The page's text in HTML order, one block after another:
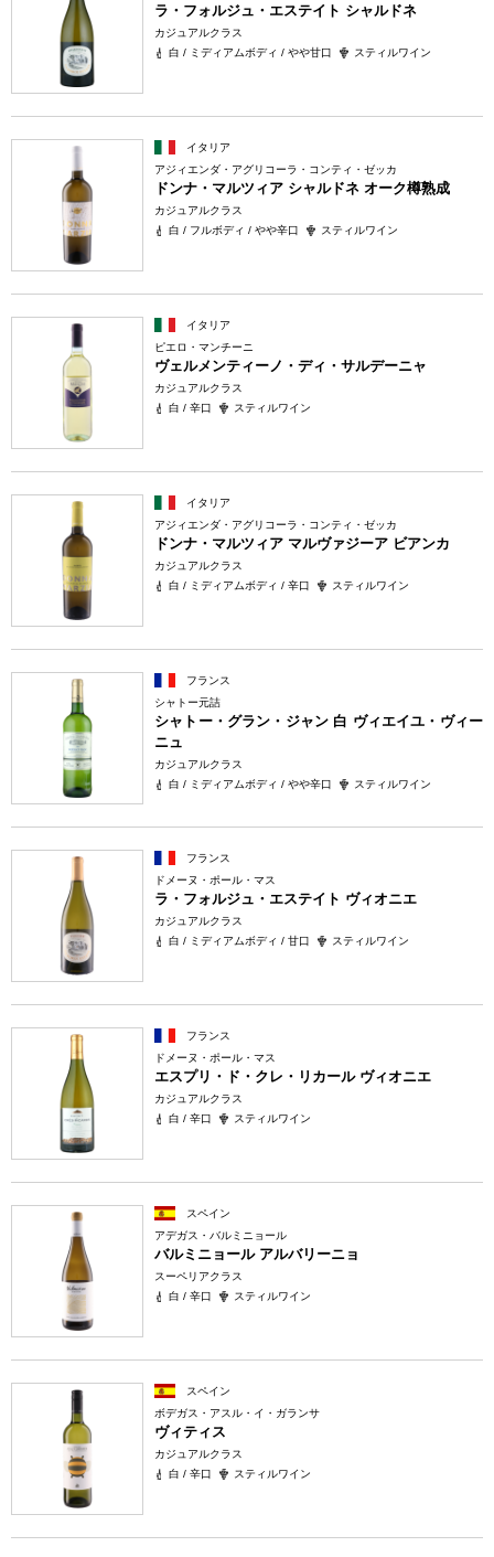
ラ・フォルジュ・エステイト シャルドネ
カジュアルクラス
白 / ミディアムボディ / やや甘口
スティルワイン
イタリア
アジィエンダ・アグリコーラ・コンティ・ゼッカ
ドンナ・マルツィア シャルドネ オーク樽熟成
カジュアルクラス
白 / フルボディ / やや辛口
スティルワイン
イタリア
ピエロ・マンチーニ
ヴェルメンティーノ・ディ・サルデーニャ
カジュアルクラス
白 / 辛口
スティルワイン
イタリア
アジィエンダ・アグリコーラ・コンティ・ゼッカ
ドンナ・マルツィア マルヴァジーア ビアンカ
カジュアルクラス
白 / ミディアムボディ / 辛口
スティルワイン
フランス
シャトー元詰
シャトー・グラン・ジャン 白 ヴィエイユ・ヴィー
ニュ
カジュアルクラス
白 / ミディアムボディ / やや辛口
スティルワイン
フランス
ドメーヌ・ポール・マス
ラ・フォルジュ・エステイト ヴィオニエ
カジュアルクラス
白 / ミディアムボディ / 甘口
スティルワイン
フランス
ドメーヌ・ポール・マス
エスプリ・ド・クレ・リカール ヴィオニエ
カジュアルクラス
白 / 辛口
スティルワイン
スペイン
アデガス・バルミニョール
バルミニョール アルバリーニョ
スーペリアクラス
白 / 辛口
スティルワイン
スペイン
ボデガス・アスル・イ・ガランサ
ヴィティス
カジュアルクラス
白 / 辛口
スティルワイン